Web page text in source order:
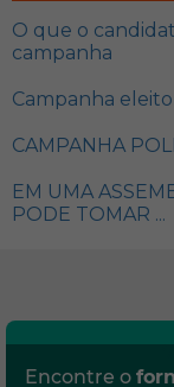
O que o
campanha
Campanha
CAMPANHA
EM UMA
PODE TOMAR ...
Encontre o